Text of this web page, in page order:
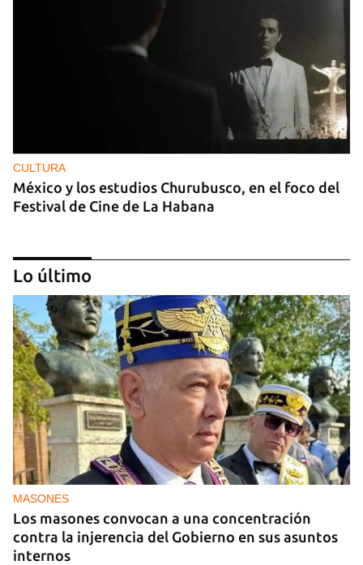
CULTURA
México y los estudios Churubusco, en el foco del
Festival de Cine de La Habana
MÚSICA
Un público enamorado de Celia Cruz desafía la
censura en un homenaje en La Habana
Lo último
MASONES
Los masones convocan a una concentración
contra la injerencia del Gobierno en sus asuntos
internos